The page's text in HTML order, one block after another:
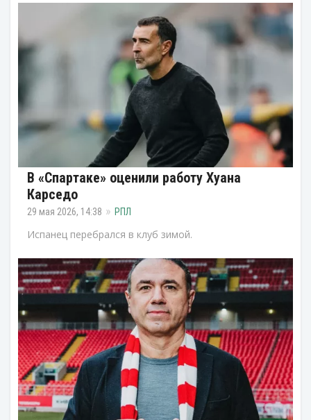
В «Спартаке» оценили работу Хуана
Карседо
29 мая 2026, 14:38 РПЛ
Испанец перебрался в клуб зимой.